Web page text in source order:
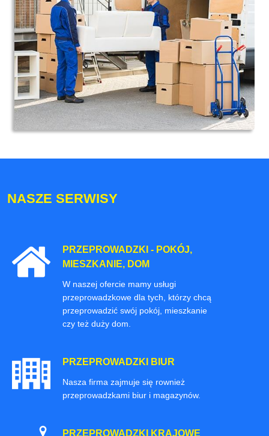
NASZE SERWISY
PRZEPROWADZKI - POKÓJ,
MIESZKANIE, DOM
W naszej ofercie mamy usługi
przeprowadzkowe dla tych, którzy chcą
przeprowadzić swój pokój, mieszkanie
czy też duży dom.
PRZEPROWADZKI BIUR
Nasza firma zajmuje się rownież
przeprowadzkami biur i magazynów.
PRZEPROWADZKI KRAJOWE